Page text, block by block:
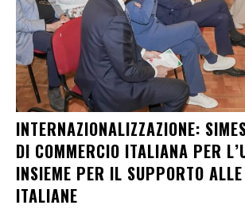
INTERNAZIONALIZZAZIONE:
DI COMMERCIO ITALIANA PER
INSIEME PER IL SUPPORTO
ITALIANE